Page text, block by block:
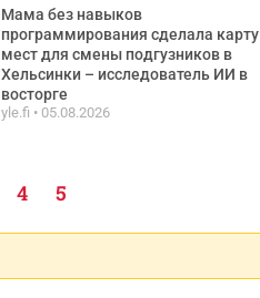
Мама без навыков
программирования сделала карту
мест для смены подгузников в
Хельсинки – исследователь ИИ в
восторге
yle.fi 05.08.2026
4 5